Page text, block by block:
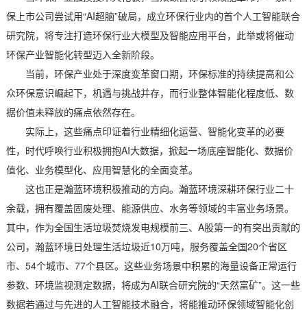
保上市公司尝试用“AI超脑”破局，成立环保行业内的首个人工智能联合
研究院，将专注打造环保行业大模型及智能应用平台，此举或将催动
环保产业智能化转型迈入全新阶段。
当前，环保产业处于深度变革窗口期，环保标准的持续提高和公
众环保意识崛起下，机遇与挑战并存，而行业整体智能化程度低、数
据价值未释放的痛点依然存在。
实际上，这些痛点印证着行业精细化运营、智能化变革的必要
性，时代呼唤行业积极拥抱AI大数据，掀起一场底座智能化、数据价
值化、业务模型化、应用智慧化的全面变革。
这也正是瀚蓝环境积极推动的方向。瀚蓝环境深耕环保行业二十
余载，拥有覆盖固废处理、能源供应、水务等领域的丰富业务场景。
其中，作为全国生活垃圾焚烧发电规模前三、A股第一的有突出贡献的
公司，瀚蓝环境日处理生活垃圾近10万吨，服务覆盖全国20个省区
市、54个城市、77个县区。这些业务场景中积累的海量设备正常运行
参数、环境监视测定数据，将成为AI联合研究院的“天然富矿”。这一些
数据若通过与先进的人工智能技术融合，将能推动环保领域智能化创